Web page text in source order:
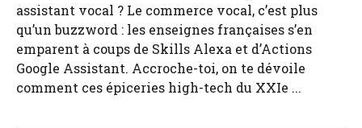
assistant vocal ? Le commerce vocal, c’est plus
qu’un buzzword : les enseignes françaises s’en
emparent à coups de Skills Alexa et d’Actions
Google Assistant. Accroche-toi, on te dévoile
comment ces épiceries high-tech du XXIe ...